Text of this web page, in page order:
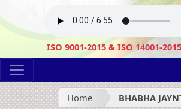
ISO 9001-2015 & ISO 14001-
Home BHABHA